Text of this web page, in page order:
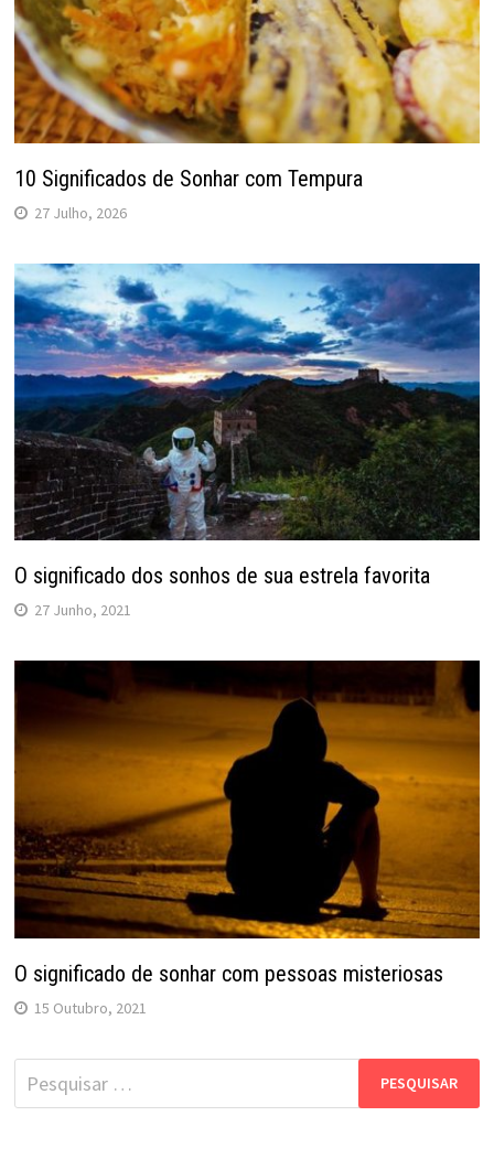
10 Significados de Sonhar com Tempura
27 Julho, 2026
O significado dos sonhos de sua estrela favorita
27 Junho, 2021
O significado de sonhar com pessoas misteriosas
15 Outubro, 2021
Pesquisar
por: